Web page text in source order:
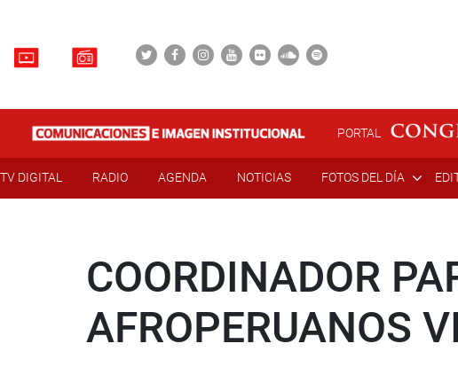
PORTAL
TV DIGITAL RADIO AGENDA NOTICIAS FOTOS DEL DÍA
COORDINADOR
AFROPERUANOS